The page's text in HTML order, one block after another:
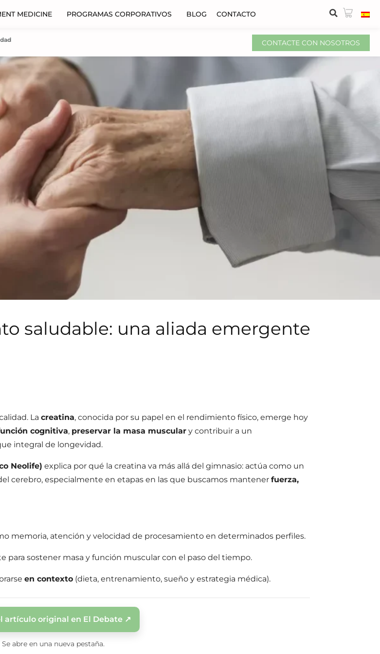
MEDICINE PROGRAMAS CORPORATIVOS BLOG CONTACTO
CONTACTE CON NOSOTROS
saludable: una aliada emergente
Lacreatina, conocida por su papel en el rendimiento físico, emerge hoy
cognitiva, preservar la masa muscular y contribuir a un
integral de longevidad.
Neolife) explica por qué la creatina va más allá del gimnasio: actúa como un
cerebro, especialmente en etapas en las que buscamos mantenerfuerza,
memoria, atención y velocidad de procesamiento en determinados perfiles.
para sostener masa y función muscular con el paso del tiempo.
en contexto (dieta, entrenamiento, sueño y estrategia médica).
artículo original en El Debate ↗
Se abre en una nueva pestaña.